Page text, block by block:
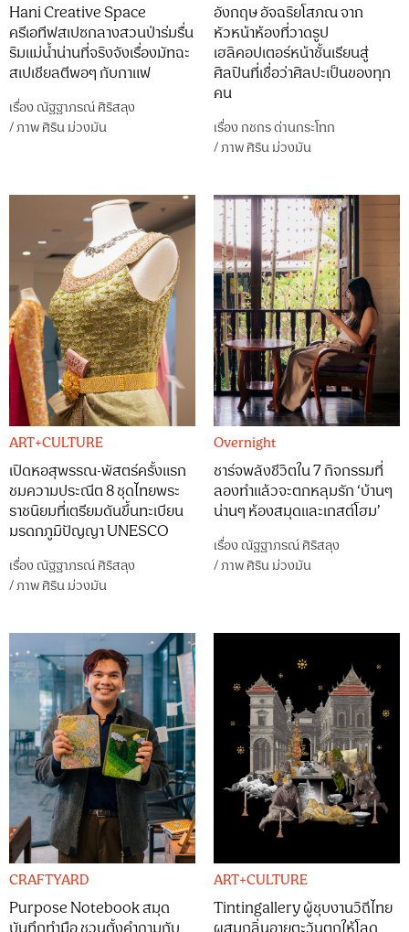
Hani Creative Space
ครีเอทีฟสเปซกลางสวนป่าร่มรื่น
ริมแม่น้ำน่านที่จริงจังเรื่องมัทฉะ
สเปเชียลตีพอๆ กับกาแฟ
เรื่องณัฐฐาภรณ์ ศิริสลุง
/ภาพศิริน ม่วงมัน
อังกฤษ อัจฉริยโสภณ จาก
หัวหน้าห้องที่วาดรูป
เฮลิคอปเตอร์หน้าชั้นเรียนสู่
ศิลปินที่เชื่อว่าศิลปะเป็นของทุก
คน
เรื่อง กชกร ด่านกระโทก
/ภาพศิริน ม่วงมัน
ART+CULTURE
เปิดหอสุพรรณ-พัสตร์ครั้งแรก
ชมความประณีต 8 ชุดไทยพระ
ราชนิยมที่เตรียมดันขึ้นทะเบียน
มรดกภูมิปัญญา UNESCO
เรื่องณัฐฐาภรณ์ ศิริสลุง
/ภาพศิริน ม่วงมัน
Overnight
ชาร์จพลังชีวิตใน 7 กิจกรรมที่
ลองทำแล้วจะตกหลุมรัก ‘บ้านๆ
น่านๆ ห้องสมุดและเกสต์โฮม’
เรื่องณัฐฐาภรณ์ ศิริสลุง
/ภาพศิริน ม่วงมัน
CRAFTYARD
Purpose Notebook สมุด
ART+CULTURE
Tintingallery ผู้ชุบงานวิถีไทย